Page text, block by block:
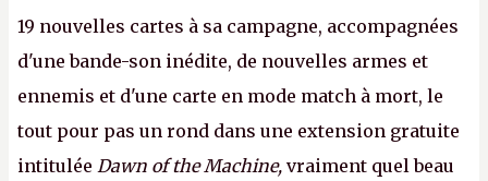
19 nouvelles cartes à sa campagne, accompagnées
d'une bande-son inédite, de nouvelles armes et
ennemis et d'une carte en mode match à mort, le
tout pour pas un rond dans une extension gratuite
intitulée Dawn of the Machine, vraiment quel beau